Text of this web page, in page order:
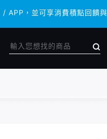
，並可享消費積點回饋與
，並可享消費積點回饋與